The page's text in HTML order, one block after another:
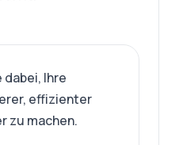
Ihre
effizienter
zu machen.